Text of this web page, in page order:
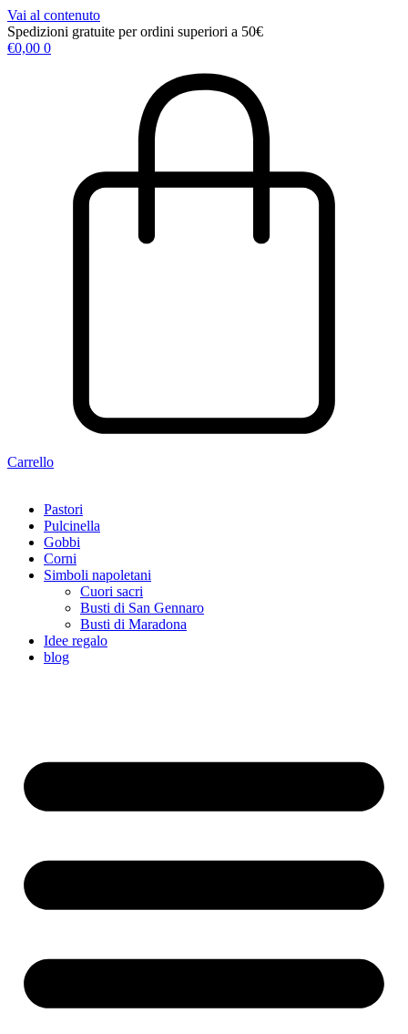
Vai al contenuto
Spedizioni gratuite per ordini superiori a 50€
€0,00 0
Carrello
Pastori
Pulcinella
Gobbi
Corni
Simboli napoletani
Cuori sacri
Busti di San Gennaro
Busti di Maradona
Idee regalo
blog